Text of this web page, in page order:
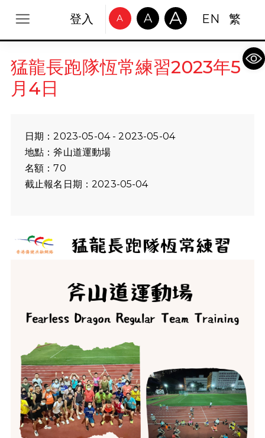
登入 A A A EN 繁
猛龍長跑隊恆常練習2023年5
月4日
日期：2023-05-04 - 2023-05-04
地點：斧山道運動場
名額：70
截止報名日期：2023-05-04